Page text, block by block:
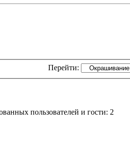
Перейти:
пользователей и гости: 2